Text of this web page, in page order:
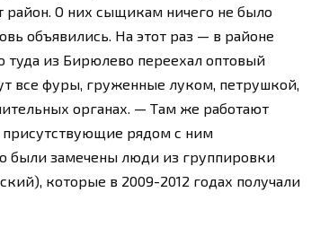
район. О них сыщикам ничего не было
объявились. На этот раз — в районе
туда из Бирюлево переехал оптовый
все фуры, груженные луком, петрушкой,
органах. — Там же работают
рядом с ним
были замечены люди из группировки
которые в 2009-2012 годах получали